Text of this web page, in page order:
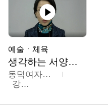
예술ㆍ체육
생각하는 서양미술의 이해
동덕여자대학교
강수미